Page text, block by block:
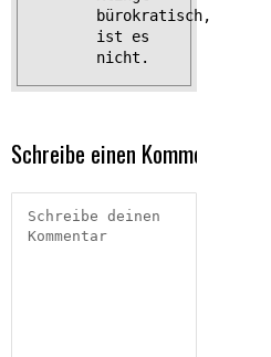
bürokratisch,
ist es
nicht.
Schreibe einen Kommentar